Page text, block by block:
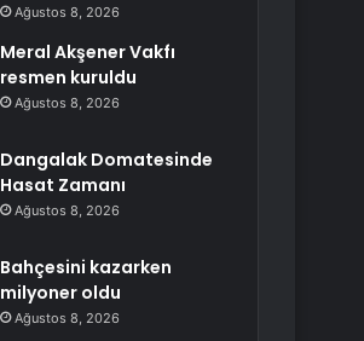
Ağustos 8, 2026
Meral Akşener Vakfı
resmen kuruldu
Ağustos 8, 2026
Dangalak Domatesinde
Hasat Zamanı
Ağustos 8, 2026
Bahçesini kazarken
milyoner oldu
Ağustos 8, 2026